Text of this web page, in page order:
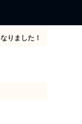
りました！